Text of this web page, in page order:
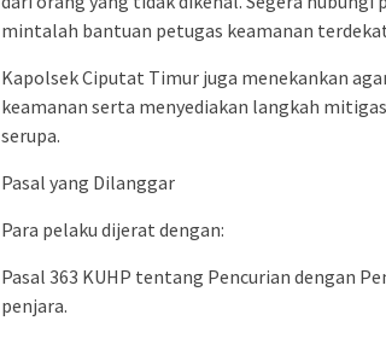
mintalah bantuan petugas keamanan
Kapolsek Ciputat Timur juga menekankan
keamanan serta menyediakan langkah
serupa.
Pasal yang Dilanggar
Para pelaku dijerat dengan:
Pasal 363 KUHP tentang Pencurian dengan
penjara.